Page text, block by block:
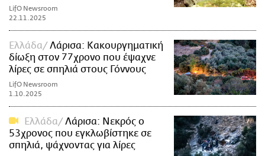
LifO Newsroom
22.11.2025
Ελλάδα
Λάρισα: Κακουργηματική
δίωξη στον 77χρονο που έψαχνε
λίρες σε σπηλιά στους Γόννους
LifO Newsroom
1.10.2025
Ελλάδα
Λάρισα: Νεκρός ο
53χρονος που εγκλωβίστηκε σε
σπηλιά, ψάχνοντας για λίρες